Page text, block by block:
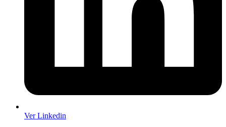
Ver Linkedin